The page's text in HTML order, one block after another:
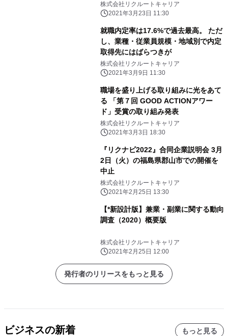
株式会社リクルートキャリア
2021年3月23日 11:30
就職内定率は17.6%で過去最高。 ただ
し、業種・従業員規模・地域別で内定
取得先にはばらつきが
株式会社リクルートキャリア
2021年3月9日 11:30
職場を盛り上げる取り組みに光をあて
る 「第７回 GOOD ACTIONアワー
ド」受賞の取り組み発表
株式会社リクルートキャリア
2021年3月3日 18:30
『リクナビ2022』合同企業説明会 3月
2日（火）の福島県郡山市での開催を
中止
株式会社リクルートキャリア
2021年2月25日 13:30
【*新設計版】兼業・副業に関する動向
調査（2020）概要版
株式会社リクルートキャリア
2021年2月25日 12:00
発行者のリリースをもっと見る
ビジネスの新着 もっと見る